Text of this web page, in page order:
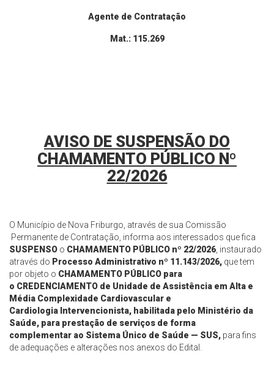
Agente de Contratação
Mat.: 115.269
AVISO DE SUSPENSÃO DO
CHAMAMENTO PÚBLICO Nº
22/2026
O Município de Nova Friburgo, através de sua Comissão
Permanente de Contratação, informa aos interessados que fica
SUSPENSO o CHAMAMENTO PÚBLICO nº 22/2026 , instaurado
através do Processo Administrativo nº 11.143/2026, que tem
por objeto o CHAMAMENTO PÚBLICO para
o CREDENCIAMENTO de Unidade de Assistência em Alta e
Média Complexidade Cardiovascular e
Cardiologia Intervencionista, habilitada pelo Ministério da
Saúde, para prestação de serviços de forma
complementar ao Sistema Único de Saúde — SUS, para fins
de adequações e alterações nos anexos do Edital.